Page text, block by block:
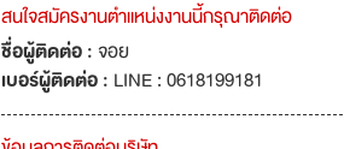
สนใจสมัครงานตำแหน่งงานนี้กรุณาติดต่อ
ชื่อผู้ติดต่อ : จอย
เบอร์ผู้ติดต่อ : LINE : 0618199181